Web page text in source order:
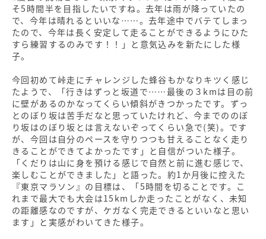
そ5時間半を目指したいですね。去年は雨が降っていたの
で、今年は晴れるといいな……。去年途中でバテてしまっ
たので、今年は長く安定して走ることができるようにひた
すら練習するのみです！！」と意気込みを新たにした様
子。
今回初めて峠走にチャレンジした蜂谷もかなりキツく感じ
たようで、「行きはずっと坂道で……最後の３kmは目の前
に壁があるのかなってくらい傾斜がきつかったです。ずっ
とのぼり坂は苦手だなと思っていたけれど、今までののぼ
り坂はのぼり坂とは言えないぞってくらい急で(笑)。です
が、今回は自分のペースを守りつつも甘えることなく走り
きることができてよかったです」と自信がついた様子。
「くだりは山に身を預ける感じで自然と前に進む感じで、
楽しむことができました」と語った。約1か月後に控えた
『東京マラソン』の目標は、「5時間を切ることです。こ
れまで最大でも大会は15kmしか走ったことがなく、未知
の距離感なのですが、ケガなく完走できるといいなと思い
ます」と実感がわいてきた様子。